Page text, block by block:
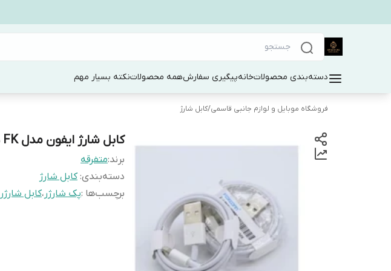
دسته‌بندی محصولاتخانهپیگیری سفارشهمه محصولاتنکته بسیار مهم
فروشگاه موبایل و لوازم جانبی قاسمی/کابل شارژ
کابل شارژ ایفون مدل FK درجه2
برند:متفرقه
دسته‌بندی:کابل شارژ
برچسب‌ها :پک شارژر ،کابل شارژر